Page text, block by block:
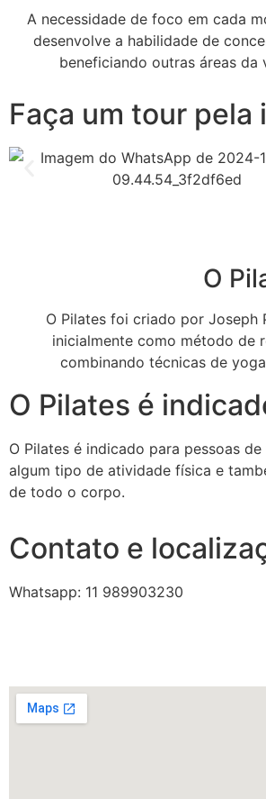
A necessidade de foco em cada
desenvolve a habilidade de
beneficiando outras áreas da
Faça um tour
O
O Pilates foi criado por Joseph
inicialmente como método de
combinando técnicas de
O Pilates é
O Pilates é indicado para pessoas
algum tipo de atividade física e
de todo o corpo.
Contato e
Whatsapp: 11 989903230